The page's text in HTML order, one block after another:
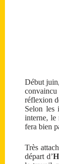
Début
réflexion
Selon les
interne, le
fera bien
Très
départ d’